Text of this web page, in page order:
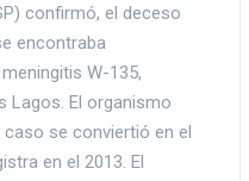
confirmó, el deceso
encontraba
W-135,
Lagos. El organismo
se conviertió en el
en el 2013. El